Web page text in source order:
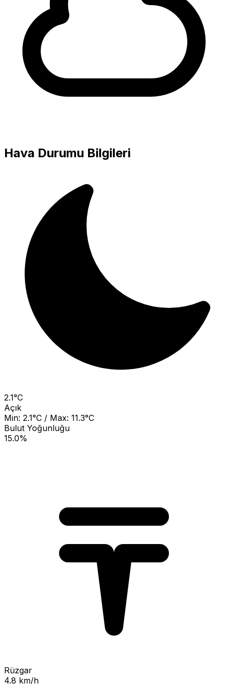
Hava Durumu Bilgileri
2.1°C
Açık
Min: 2.1°C / Max: 11.3°C
Bulut Yoğunluğu
15.0%
Rüzgar
4.8 km/h